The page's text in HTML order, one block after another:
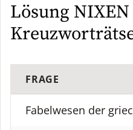
Lösung NIXEN
FRAGE
Fabelwesen der